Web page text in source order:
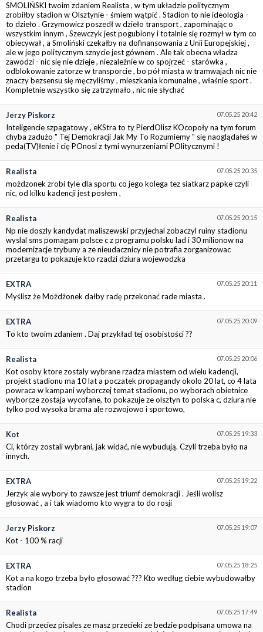
SMOLIŃSKI twoim zdaniem Realista , w tym układzie politycznym
zrobiłby stadion w Olsztynie - śmiem wątpić . Stadion to nie ideologia -
to dzieło . Grzymowicz poszedł w dzieło transport , zapominając o
wszystkim innym , Szewczyk jest pogubiony i totalnie się rozmył w tym co
obiecywał , a Smoliński czekałby na dofinansowania z Unii Europejskiej ,
ale w jego politycznym sznycie jest gównem . Ale tak obecna władza
zawodzi - nic się nie dzieje , niezależnie w co spojrzeć - starówka ,
odblokowanie zatorze w transporcie , bo pół miasta w tramwajach nic nie
znaczy bezsensu się męczyliśmy , mieszkania komunalne , właśnie sport .
Kompletnie wszystko się zatrzymało , nic nie słychać
07.05.25 20:42
Jerzy Piskorz
Inteligencie szpagatowy , eKStra to ty PierdOlisz KOcopoły na tym forum
chyba zadużo " Tej Demokracji Jak My To Rozumiemy " się naoglądałeś w
peda(TV)łenie i cię POnosi z tymi wynurzeniami POlitycznymi !
07.05.25 20:35
Realista
możdzonek zrobi tyle dla sportu co jego kolega tez siatkarz papke czyli
nic, od kilku kadencji jest posłem ,
07.05.25 20:15
Realista
Np nie doszly kandydat maliszewski przyjechal zobaczyl ruiny stadionu
wyslal sms pomagam polsce c z programu polsku lad i 30 milionow na
modernizacje trybuny a ze nieudacznicy nie potrafia zorganizowac
przetargu to pokazuje kto rzadzi dziura wojewodzka
07.05.25 20:11
EXTRA
Myślisz że Możdżonek dałby radę przekonać rade miasta .
07.05.25 20:09
EXTRA
To kto twoim zdaniem . Daj przykład tej osobistości ??
07.05.25 20:06
Realista
Kot osoby ktore zostaly wybrane rzadza miastem od wielu kadencji,
projekt stadionu ma 10 lat a poczatek propagandy okolo 20 lat, co 4 lata
powraca w kampani wyborczej temat stadionu, po wyborach obietnice
wyborcze zostaja wycofane, to pokazuje ze olsztyn to polska c, dziura nie
tylko pod wysoka brama ale rozwojowo i sportowo,
07.05.25 19:33
Kot
Ci, którzy zostali wybrani, jak widać, nie wybudują. Czyli trzeba było na
innych.
07.05.25 19:22
EXTRA
Jerzyk ale wybory to zawsze jest triumf demokracji . Jeśli wolisz
głosować , a i tak wiadomo kto wygra to do rosji
07.05.25 19:07
Jerzy Piskorz
Kot - 100 % racji
07.05.25 18:25
EXTRA
Kot a na kogo trzeba było głosować ??? Kto według ciebie wybudowałby
stadion
07.05.25 17:49
Realista
Chodi przeciez pisales ze masz przecieki ze bedzie podpisana umowa na